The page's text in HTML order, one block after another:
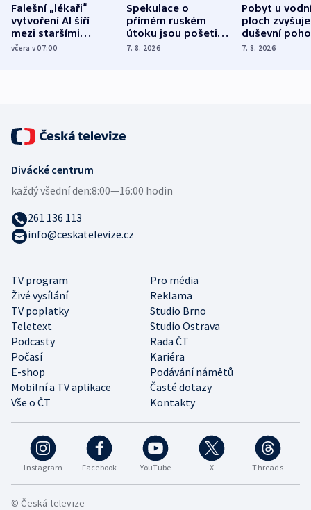
Falešní „lékaři“
vytvoření AI šíří
mezi staršími
Poláky nebezpečné
včera v 07:00
Spekulace o
přímém ruském
útoku jsou pošetilé,
míní estonský
7. 8. 2026
Pobyt u
ploch zvyšuje
duševní
ukázala
7. 8. 2026
Instagram Facebook YouTube X Threads
TV program
Pro média
Živé vysílání
Reklama
TV poplatky
Studio Brno
Teletext
Studio Ostrava
Podcasty
Rada ČT
Počasí
Kariéra
E-shop
Podávání námětů
Mobilní a TV aplikace
Časté dotazy
Vše o ČT
Kontakty
Divácké centrum
každý všední den:8:00—16:00 hodin
261 136 113
info@ceskatelevize.cz
© Česká televize